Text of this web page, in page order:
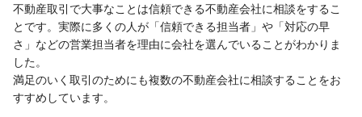
不動産取引で大事なことは信頼できる不動産会社に相談をするこ
とです。実際に多くの人が「信頼できる担当者」や「対応の早
さ」などの営業担当者を理由に会社を選んでいることがわかりま
した。
満足のいく取引のためにも複数の不動産会社に相談することをお
すすめしています。